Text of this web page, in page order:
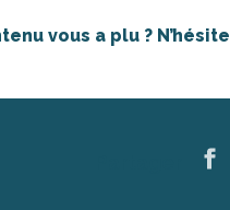
vous a plu ?